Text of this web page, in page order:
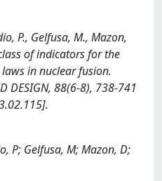
P., Gelfusa, M., Mazon,
of indicators for the
in nuclear fusion.
DESIGN, 88(6-8), 738-741
P; Gelfusa, M; Mazon, D;